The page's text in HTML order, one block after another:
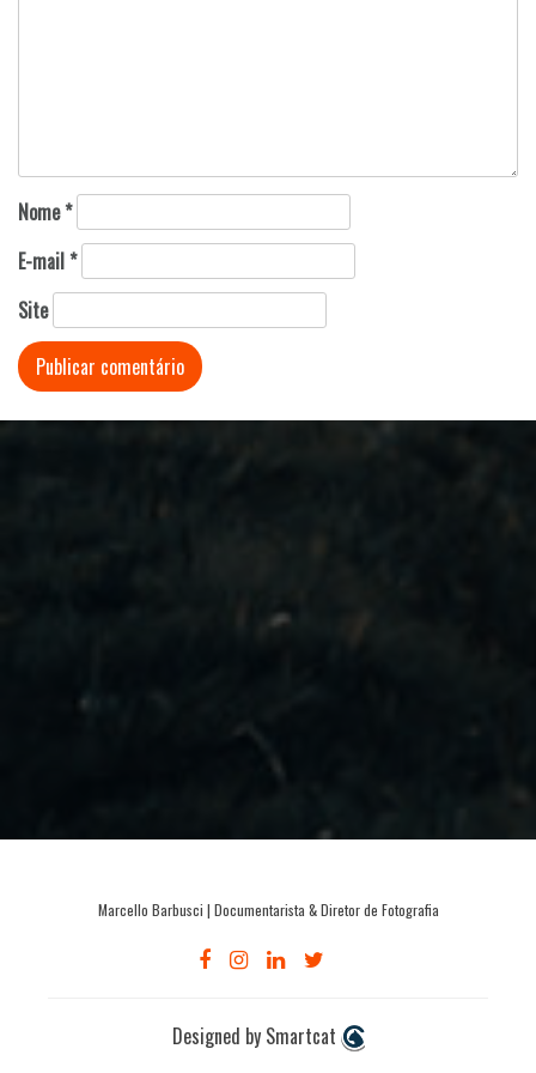
Nome*
E-mail*
Site
Marcello Barbusci | Documentarista & Diretor de Fotografia
Designed by Smartcat